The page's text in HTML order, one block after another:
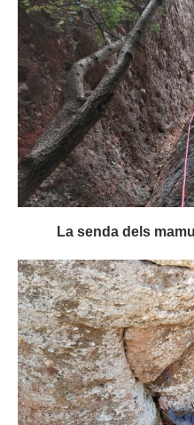
La senda dels